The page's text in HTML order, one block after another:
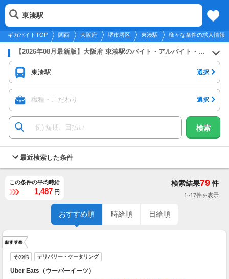
2026年8月8日更新
メニュー
ギガバイトTOP 関西 大阪府 堺市堺区 東湊駅 様々な条件の求人情報
東湊駅
【2026年08月最新版】大阪府 東湊駅のバイト・アルバイト・パートの求人募集情報
東湊駅 選択
職種・こだわり 選択
検索
最近検索した条件
この条件の平均時給
1,487 円
検索結果79件
1~17件を表示
おすすめ順 時給順 日給順
その他 デリバリー・ケータリング
Uber Eats（ウーバーイーツ）